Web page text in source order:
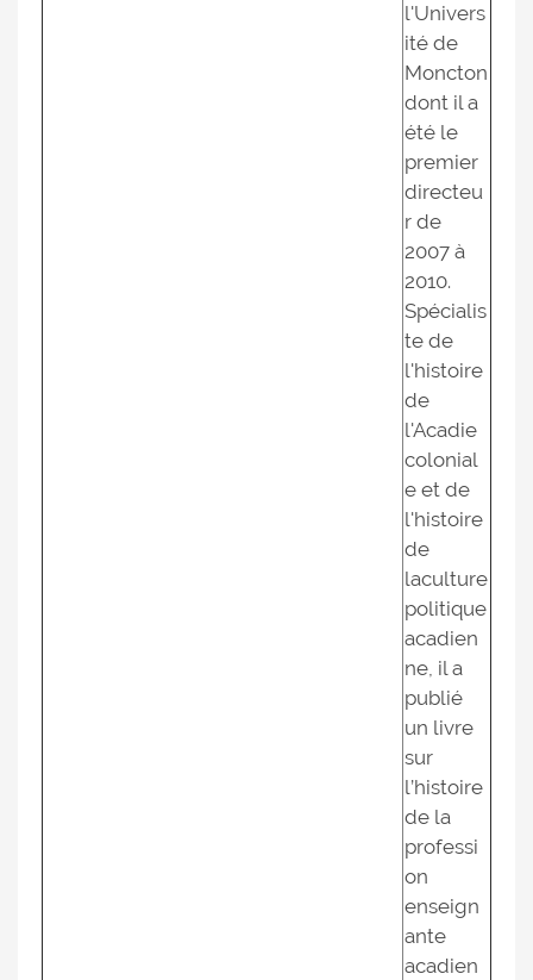
l'Univers
ité de
Moncton
dont il a
été le
premier
directeu
r de
2007 à
2010.
Spécialis
te de
l'histoire
de
l'Acadie
colonial
e et de
l'histoire
de
laculture
politique
acadien
ne, il a
publié
un livre
sur
l’histoire
de la
professi
on
enseign
ante
acadien